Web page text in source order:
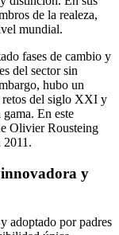
de la realeza,
mundial.
fases de cambio y
del sector sin
hubo un
retos del siglo XXI y
En este
Olivier Rousteing
2011.
y
adoptado por padres